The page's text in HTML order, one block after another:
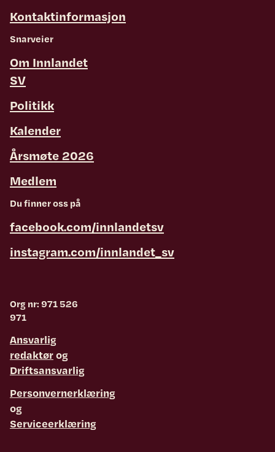
Kontaktinformasjon
Snarveier
Om Innlandet
SV
Politikk
Kalender
Årsmøte 2026
Medlem
Du finner oss på
facebook.com/innlandetsv
instagram.com/innlandet_sv
Org nr: 971 526
971
Ansvarlig
redaktørog
Driftsansvarlig
Personvernerklæring
og
Serviceerklæring